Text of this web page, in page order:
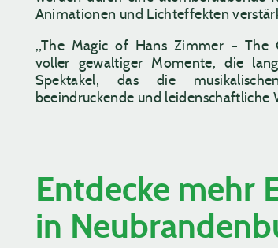
Animationen und Lichteffekten
„The Magic of Hans Zimmer – The
voller gewaltiger Momente, die
Spektakel, das die
beeindruckende und leidenschaftliche
Entdecke mehr
in